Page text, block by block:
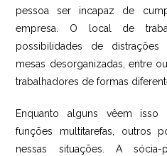
pessoa ser incapaz de
empresa. O local de
possibilidades de
mesas desorganizadas, entre
trabalhadores de formas
Enquanto alguns vêem
funções multitarefas, outros
nessas situações. A sócia-